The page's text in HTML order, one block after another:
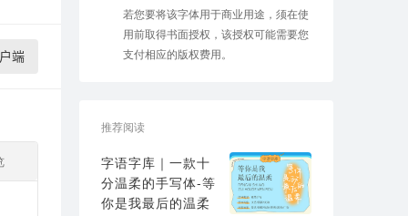
端
若您要将该字体用于商业用途，须在使
用前取得书面授权，该授权可能需要您
支付相应的版权费用。
推荐阅读
字语字库｜一款十
分温柔的手写体-等
你是我最后的温柔